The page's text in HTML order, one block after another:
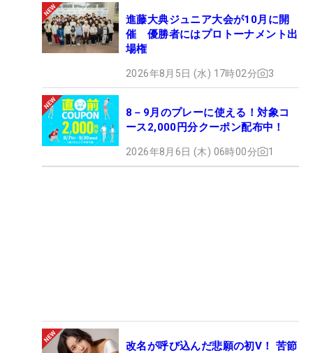
進藤大典ジュニア大会が10月に開
催 優勝者にはプロトーナメント出
場権
2026年8月5日 (水) 17時02分 3
8－9月のプレーに使える！対象コ
ース2,000円分クーポン配布中！
2026年8月6日 (木) 06時00分 1
改名が呼び込んだ悲願の初V！ 苦節